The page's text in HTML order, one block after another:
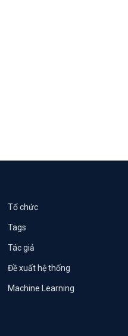
Tổ chức
Tags
Tác giả
Đề xuất hệ thống
Machine Learning